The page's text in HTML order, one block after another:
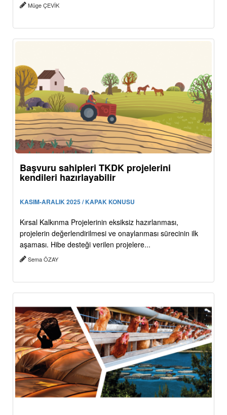
Müge ÇEVİK
Başvuru sahipleri TKDK projelerini
kendileri hazırlayabilir
KASIM-ARALIK 2025 / KAPAK KONUSU
Kırsal Kalkınma Projelerinin eksiksiz hazırlanması,
projelerin değerlendirilmesi ve onaylanması sürecinin ilk
aşaması. Hibe desteği verilen projelere...
Sema ÖZAY